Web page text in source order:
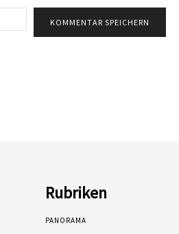
Mail:*
Rubriken
PANORAMA